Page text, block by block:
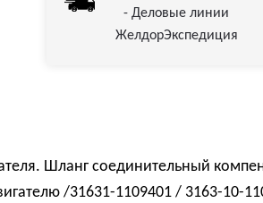
- Деловые линии
ЖелдорЭкспедиция
Шланг соединительный
/31631-1109401 / 3163-10-